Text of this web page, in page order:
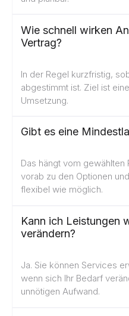
Wie schnell wirken
Vertrag?
In der Regel kurzfristig,
abgestimmt ist. Ziel ist
Umsetzung.
Gibt es eine
Das hängt vom gewählten
vorab zu den Optionen
flexibel wie möglich.
Kann ich Leistungen
verändern?
Ja. Sie können Services
wenn sich Ihr Bedarf
unnötigen Aufwand.